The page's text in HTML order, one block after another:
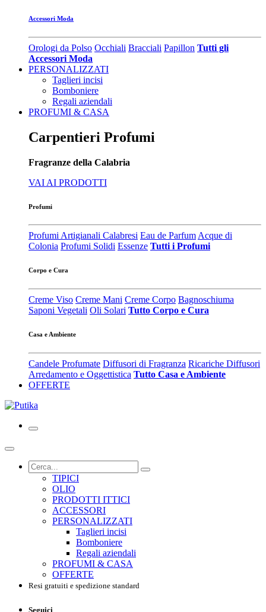
Accessori Moda
Orologi da Polso Occhiali Bracciali Papillon Tutti gli
Accessori Moda
PERSONALIZZATI
Taglieri incisi
Bomboniere
Regali aziendali
PROFUMI & CASA
Carpentieri Profumi
Fragranze della Calabria
VAI AI PRODOTTI
Profumi
Profumi Artigianali Calabresi Eau de ParfumAcque di
Colonia Profumi Solidi Essenze Tutti i Profumi
Corpo e Cura
Creme Viso Creme Mani Creme Corpo Bagnoschiuma
Saponi Vegetali Oli Solari Tutto Corpo e Cura
Casa e Ambiente
Candele Profumate Diffusori di Fragranza Ricariche Diffusori
Arredamento e Oggettistica Tutto Casa e Ambiente
OFFERTE
TIPICI
OLIO
PRODOTTI ITTICI
ACCESSORI
PERSONALIZZATI
Taglieri incisi
Bomboniere
Regali aziendali
PROFUMI & CASA
OFFERTE
Resi gratuiti e spedizione standard
Seguici